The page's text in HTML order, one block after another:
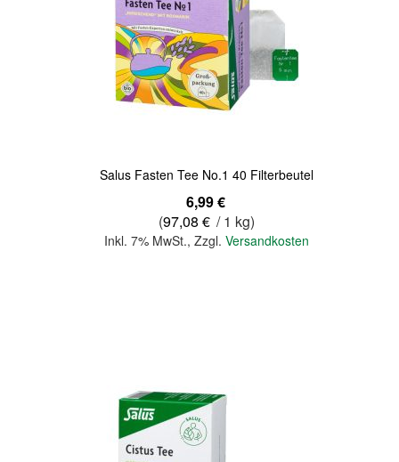
Salus Fasten Tee No.1 40 Filterbeutel
6,99 €
(97,08 € / 1 kg)
Inkl. 7% MwSt.,Zzgl.Versandkosten